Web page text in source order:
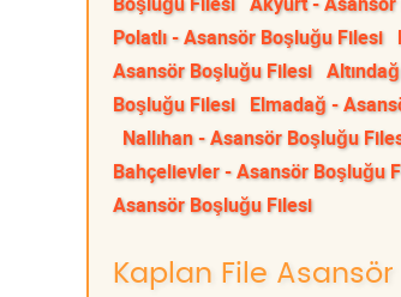
Polatlı - Asansör Boşluğu Filesi
Asansör Boşluğu Filesi
Boşluğu Filesi Elmadağ -
Nallıhan - Asansör Boşluğu
Bahçelievler - Asansör Boşluğu
Asansör Boşluğu Filesi
Kaplan File